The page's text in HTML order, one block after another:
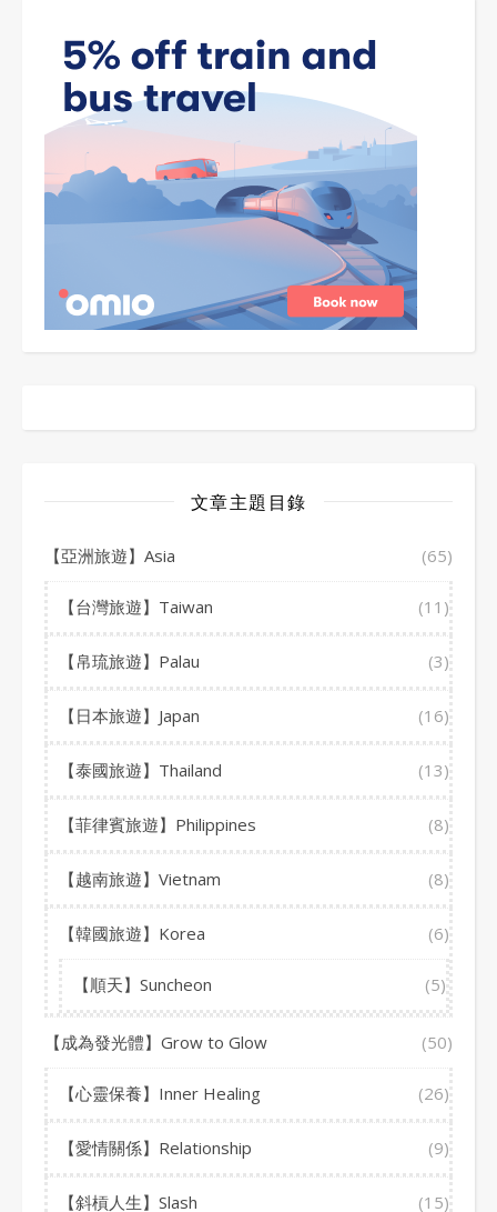
文章主題目錄
【亞洲旅遊】Asia (65)
【台灣旅遊】Taiwan (11)
【帛琉旅遊】Palau (3)
【日本旅遊】Japan (16)
【泰國旅遊】Thailand (13)
【菲律賓旅遊】Philippines (8)
【越南旅遊】Vietnam (8)
【韓國旅遊】Korea (6)
【順天】Suncheon (5)
【成為發光體】Grow to Glow (50)
【心靈保養】Inner Healing (26)
【愛情關係】Relationship (9)
【斜槓人生】Slash (15)